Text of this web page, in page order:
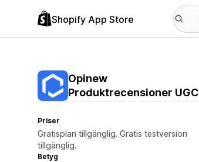
Shopify App Store
Opinew
Produktrecensioner UGC
Priser
Gratisplan tillgänglig. Gratis testversion
tillgänglig.
Betyg